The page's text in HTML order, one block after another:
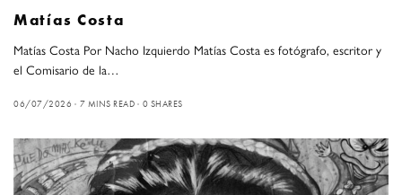
Matías Costa
Matías Costa Por Nacho Izquierdo Matías Costa es fotógrafo, escritor y
el Comisario de la…
06/07/2026 7 MINS READ 0 SHARES